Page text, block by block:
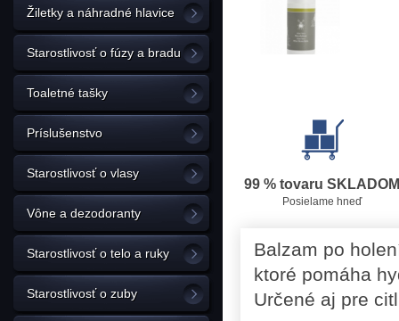
Žiletky a náhradné hlavice
Starostlivosť o fúzy a bradu
Toaletné tašky
Príslušenstvo
Starostlivosť o vlasy
Vône a dezodoranty
Starostlivosť o telo a ruky
Starostlivosť o zuby
99 % tovaru SKLADOM
Posielame hneď
Balzam po
ktoré pomáha
Určené aj pre